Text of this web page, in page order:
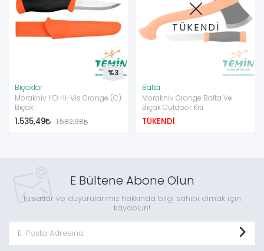
Bıçaklar
Morakniv HD Hi-Vis Orange (C)
Bıçak
1.535,49 1.582,98
%3
TÜKENDİ
Balta
Morakniv Orange Balta Ve
Bıçak Outdoor Kiti
TÜKENDİ
E Bültene Abone Olun
Fırsatlar ve duyurularımız hakkında bilgi sahibi olmak için
kaydolun!